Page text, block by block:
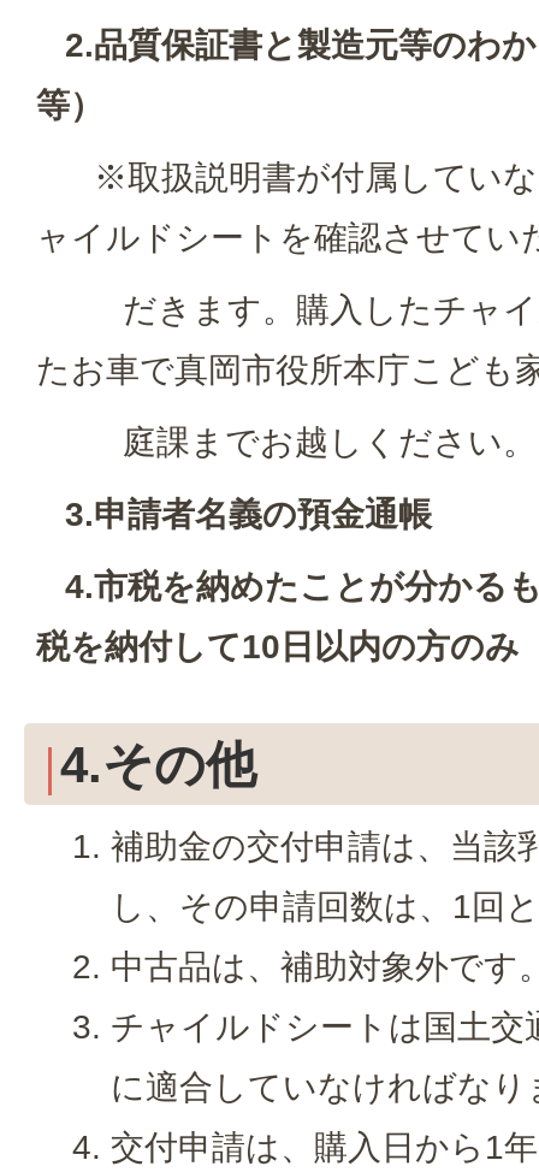
2.品質保証書と製造元等のわ
等）
※取扱説明書が付属していな
ャイルドシートを確認させてい
だきます。購入したチャイ
たお車で真岡市役所本庁こども
庭課までお越しください。
3.申請者名義の預金通帳
4.市税を納めたことが分かる
税を納付して10日以内の方のみ
4.その他
補助金の交付申請は、当該
し、その申請回数は、1回
中古品は、補助対象外です
チャイルドシートは国土交
に適合していなければなり
交付申請は、購入日から1